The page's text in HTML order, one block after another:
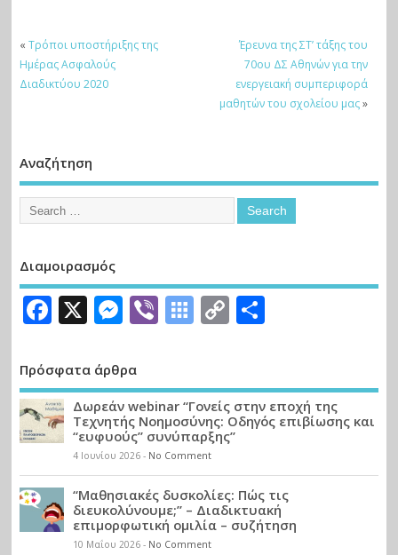
« Τρόποι υποστήριξης της
Ημέρας Ασφαλούς
Διαδικτύου 2020
Έρευνα της ΣΤ’ τάξης του
70ου ΔΣ Αθηνών για την
ενεργειακή συμπεριφορά
μαθητών του σχολείου μας»
Αναζήτηση
Διαμοιρασμός
Facebook
X Messenger
ViberSymbaloo
Copy
Πρόσφατα άρθρα
Δωρεάν webinar “Γονείς στην εποχή της
Τεχνητής Νοημοσύνης: Οδηγός επιβίωσης και
“ευφυούς” συνύπαρξης”
4 Ιουνίου 2026- No Comment
“Μαθησιακές δυσκολίες: Πώς τις
διευκολύνουμε;” – Διαδικτυακή
επιμορφωτική ομιλία – συζήτηση
10 Μαΐου 2026- No Comment